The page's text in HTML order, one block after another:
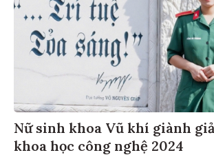
Nữ sinh khoa Vũ khí giành
khoa học công nghệ 2024